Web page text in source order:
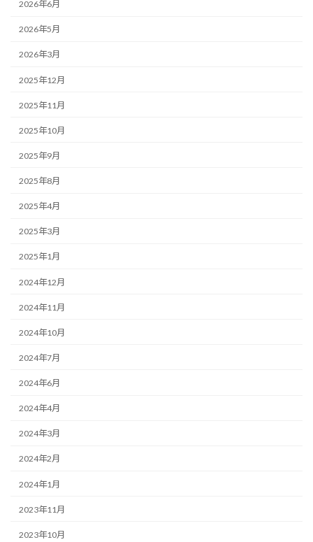
2026年6月
2026年5月
2026年3月
2025年12月
2025年11月
2025年10月
2025年9月
2025年8月
2025年4月
2025年3月
2025年1月
2024年12月
2024年11月
2024年10月
2024年7月
2024年6月
2024年4月
2024年3月
2024年2月
2024年1月
2023年11月
2023年10月